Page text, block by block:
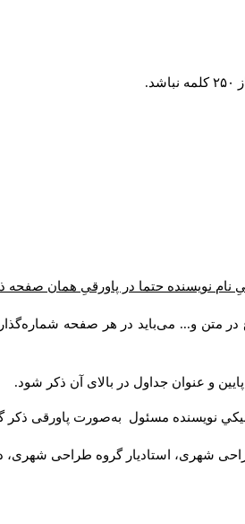
نام نویسنده حتما در پاورقیِ همان صفحه
در متن و... می‌باید در هر صفحه
و عنوان جداول در بالای آن ذکر شود.
نويسنده مسئول به‌صورت پاورقی ذکر
شهری، استادیار گروه طراحی شهری،